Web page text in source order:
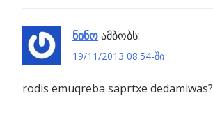
პოსტის
ნავიგაცია
Previous
Post:
NASA
იუპიტერის
იცლის
ნინოამბობს:
19/11/2013 08:54-ში
rodis emuqreba saprtxe dedamiwas?